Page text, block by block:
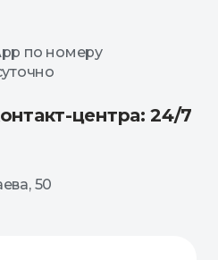
по номеру
центра: 24/7
50